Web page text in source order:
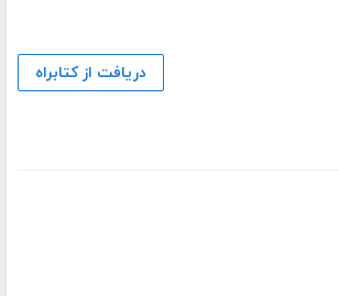
دریافت از کتابراه